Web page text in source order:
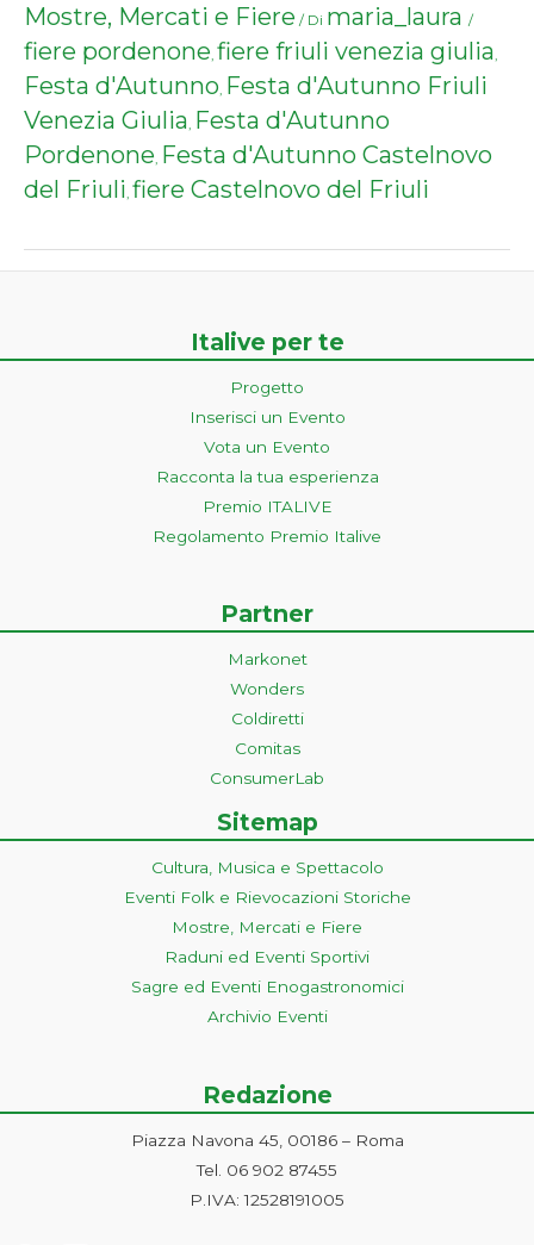
Mostre, Mercati e Fiere / Di maria_laura /
fiere pordenone, fiere friuli venezia giulia,
Festa d'Autunno, Festa d'Autunno Friuli
Venezia Giulia, Festa d'Autunno
Pordenone, Festa d'Autunno Castelnovo
del Friuli, fiere Castelnovo del Friuli
Italive per te
Progetto
Inserisci un Evento
Vota un Evento
Racconta la tua esperienza
Premio ITALIVE
Regolamento Premio Italive
Partner
Markonet
Wonders
Coldiretti
Comitas
ConsumerLab
Sitemap
Cultura, Musica e Spettacolo
Eventi Folk e Rievocazioni Storiche
Mostre, Mercati e Fiere
Raduni ed Eventi Sportivi
Sagre ed Eventi Enogastronomici
Archivio Eventi
Redazione
Piazza Navona 45, 00186 – Roma
Tel. 06 902 87455
P.IVA: 12528191005